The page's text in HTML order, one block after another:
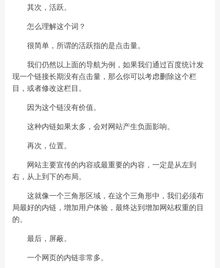
其次，活跃。
怎么理解这个词？
很简单，所谓的活跃指的是点击量。
我们仍然以上面的导航为例，如果我们通过百度统计发
现一个链接长期没有点击量，那么你可以考虑删除这个栏
目，或者修改这栏目。
因为这个链没有价值。
这种内链如果太多，会对网站产生负面影响。
再次，位置。
网站主要宣传的内容或最重要的内容，一定是从左到
右，从上到下的布局。
这就像一个三角形区域，在这个三角形中，我们必须布
局最好的内链，增加用户体验，最终达到增加网站权重的目
的。
最后，屏蔽。
一个网页的内链非常多。